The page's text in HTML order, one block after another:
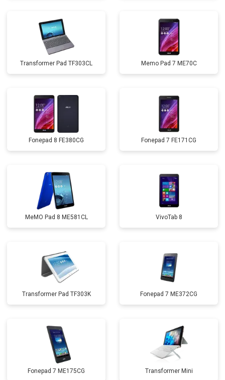
Transformer Pad TF303CL Memo Pad 7 ME70C
Fonepad 8 FE380CG Fonepad 7 FE171CG
MeMO Pad 8 ME581CL VivoTab 8
Transformer Pad TF303K Fonepad 7 ME372CG
Fonepad 7 ME175CG Transformer Mini